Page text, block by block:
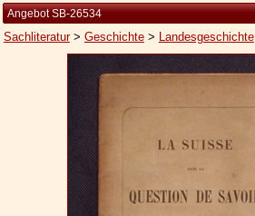
Kleine Kulturgeschichte
Die Brockhaus Auflagen
Die Meyer Auflagen
Angebot SB-26534
Sachliteratur> Geschichte> Landesgeschichte